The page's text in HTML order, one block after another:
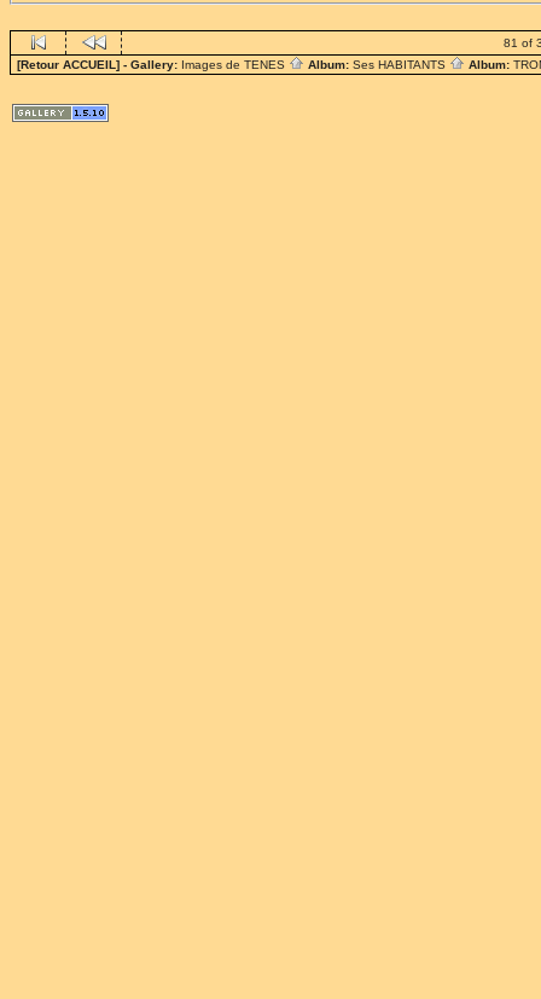
81 of
[Retour ACCUEIL] - Gallery: Images de TENES Album: Ses HABITANTS Album: